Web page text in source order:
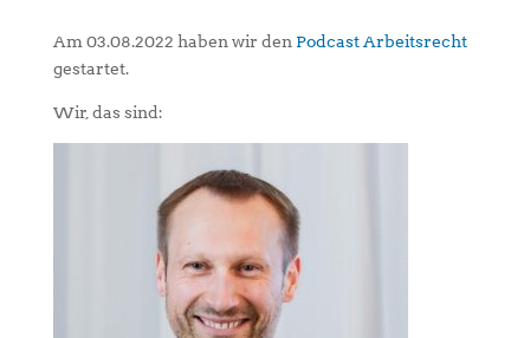
Am 03.08.2022 haben wir den Podcast Arbeitsrecht
gestartet.
Wir, das sind: